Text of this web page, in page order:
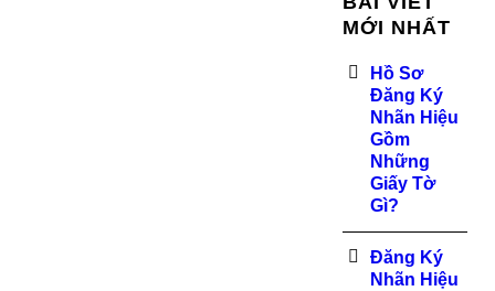
MỚI NHẤT
Hồ Sơ
Đăng Ký
Nhãn Hiệu
Gồm
Những
Giấy Tờ
Gì?
Đăng Ký
Nhãn Hiệu